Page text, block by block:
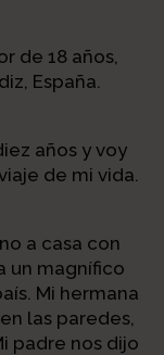
de 18 años,
España.
años y voy
de mi vida.
a casa con
un magnífico
Mi hermana
las paredes,
padre nos dijo